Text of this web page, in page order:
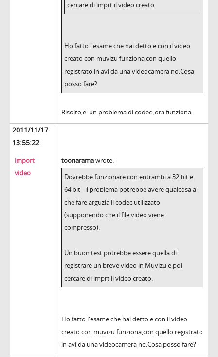
cercare di imprt il video creato.
Ho fatto l'esame che hai detto e con il video
creato con muvizu funziona,con quello
registrato in avi da una videocamera no.Cosa
posso fare?
Risolto,e' un problema di codec ,ora funziona.
2011/11/17
13:55:22
import
video
toonaramawrote:
Dovrebbe funzionare con entrambi a 32 bit e
64 bit - il problema potrebbe avere qualcosa a
che fare arguzia il codec utilizzato
(supponendo che il file video viene
compresso).
Un buon test potrebbe essere quella di
registrare un breve video in Muvizu e poi
cercare di imprt il video creato.
Ho fatto l'esame che hai detto e con il video
creato con muvizu funziona,con quello registrato
in avi da una videocamera no.Cosa posso fare?